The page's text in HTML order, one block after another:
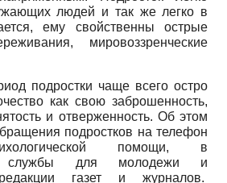
людей и так же легко в
ему свойственны острые
мировоззренческие
подростки чаще всего остро
как свою заброшенность,
и отверженность. Об этом
подростков на телефон
помощи, в
службы для молодежи и
газет и журналов.